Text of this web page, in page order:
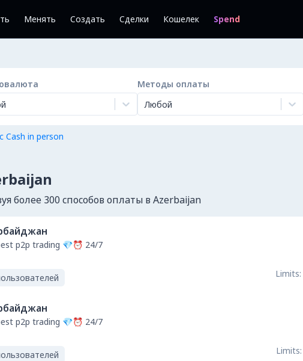
Менять Создать Сделки Кошелек Spend
Методы оплаты
Любой
Cash in person
более 300 способов оплаты в Azerbaijan
p2p trading 💎⏰ 24/7
Limits:
p2p trading 💎⏰ 24/7
Limits: